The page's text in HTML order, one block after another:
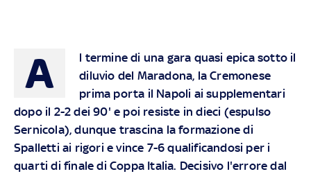
A
l termine di una gara quasi epica sotto il
diluvio del Maradona, la Cremonese
prima porta il Napoli ai supplementari
dopo il 2-2 dei 90' e poi resiste in dieci (espulso
Sernicola), dunque trascina la formazione di
Spalletti ai rigori e vince 7-6 qualificandosi per i
quarti di finale di Coppa Italia. Decisivo l'errore dal